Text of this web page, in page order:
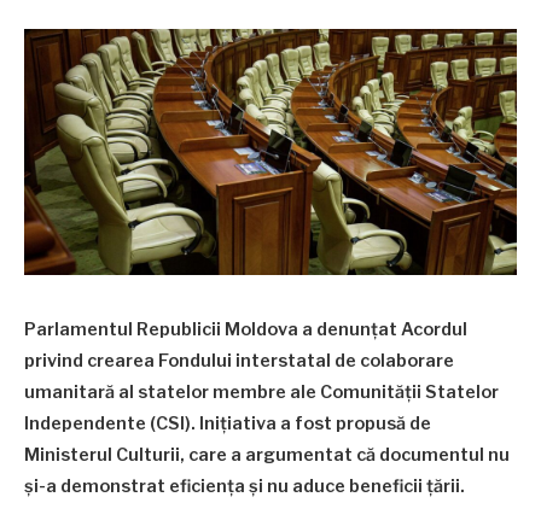
Parlamentul Republicii Moldova a denunțat Acordul
privind crearea Fondului interstatal de colaborare
umanitară al statelor membre ale Comunității Statelor
Independente (CSI). Inițiativa a fost propusă de
Ministerul Culturii, care a argumentat că documentul nu
și-a demonstrat eficiența și nu aduce beneficii țării.